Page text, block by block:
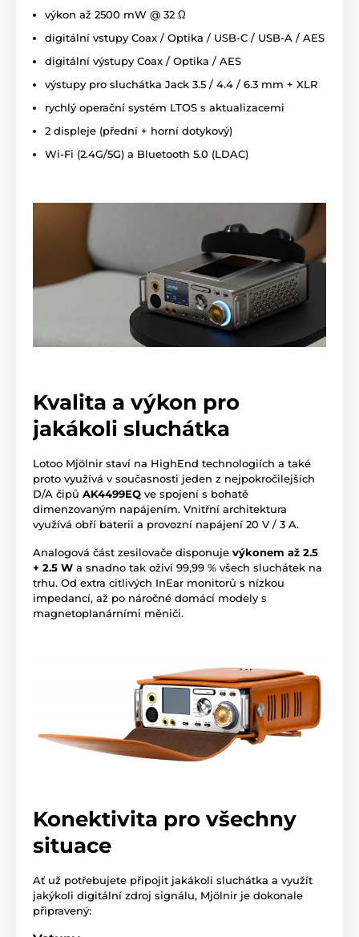
výkon až 2500 mW @ 32 Ω
digitální vstupy Coax / Optika / USB-C / USB-A / AES
digitální výstupy Coax / Optika / AES
výstupy pro sluchátka Jack 3.5 / 4.4 / 6.3 mm + XLR
rychlý operační systém LTOS s aktualizacemi
2 displeje (přední + horní dotykový)
Wi-Fi (2.4G/5G) a Bluetooth 5.0 (LDAC)
Kvalita a výkon pro
jakákoli sluchátka
Lotoo Mjölnir staví na HighEnd technologiích a také
proto využívá v současnosti jeden z nejpokročilejších
D/A čipů AK4499EQ ve spojení s bohatě
dimenzovaným napájením. Vnitřní architektura
využívá obří baterii a provozní napájení 20 V / 3 A.
Analogová část zesilovače disponuje výkonem až 2.5
+ 2.5 W a snadno tak oživí 99,99 % všech sluchátek na
trhu. Od extra citlivých InEar monitorů s nízkou
impedancí, až po náročné domácí modely s
magnetoplanárními měniči.
Konektivita pro všechny
situace
Ať už potřebujete připojit jakákoli sluchátka a využít
jakýkoli digitální zdroj signálu, Mjölnir je dokonale
připravený: